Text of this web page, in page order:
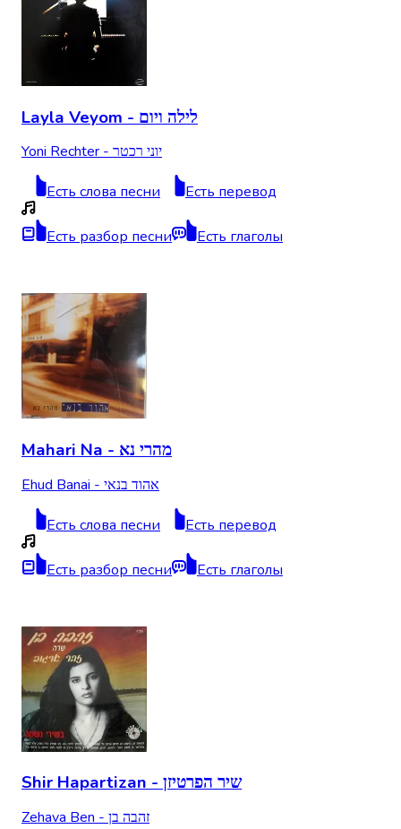
Layla Veyom - לילה ויום
Yoni Rechter - יוני רכטר
Есть слова песни Есть перевод
Есть разбор песни Есть глаголы
Mahari Na - מהרי נא
Ehud Banai - אהוד בנאי
Есть слова песни Есть перевод
Есть разбор песни Есть глаголы
Shir Hapartizan - שיר הפרטיזן
Zehava Ben - זהבה בן